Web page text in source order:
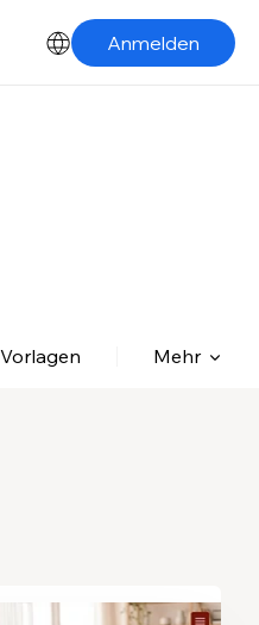
Anmelden
Mehr